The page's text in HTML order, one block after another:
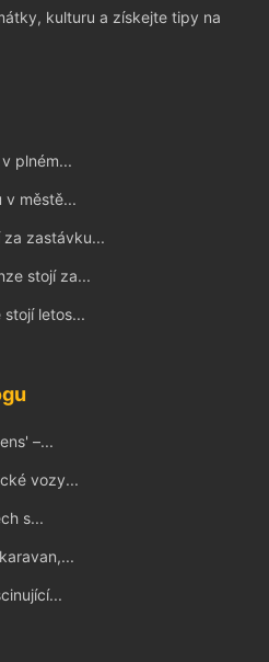
kulturu a získejte tipy na
plném...
v městě...
zastávku...
stojí za...
letos...
–...
vozy...
s...